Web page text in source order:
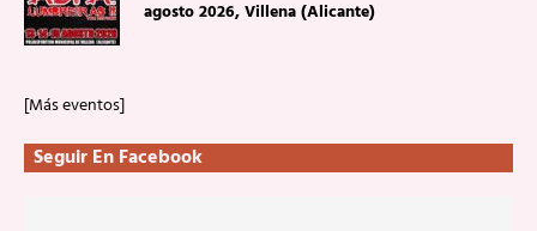
agosto 2026, Villena (Alicante)
[Más eventos]
Seguir En Facebook